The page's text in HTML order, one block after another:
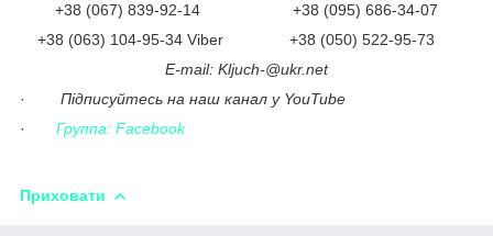
+38 (067) 839-92-14 +38 (095) 686-34-07
+38 (063) 104-95-34 Viber +38 (050) 522-95-73
Е-mail: Kljuch-@ukr.net
· Підписуйтесь на наш канал у YouTube
· Группа: Facebook
Приховати